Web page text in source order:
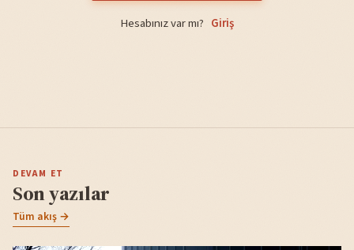
Hesabınız var mı? Giriş
DEVAM ET
Son yazılar
Tüm akış →